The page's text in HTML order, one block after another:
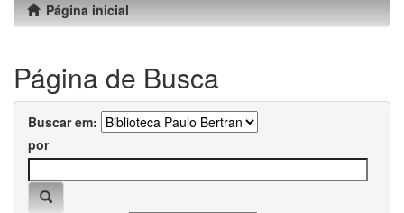
Página inicial
Página de Busca
Buscar em:
por